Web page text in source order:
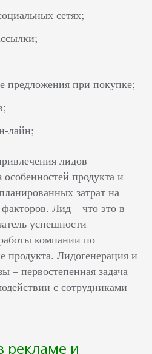
сетях;
предложения при покупке;
лайн;
лидов
продукта и
затрат на
Лид – что это в
успешности
компании по
Лидогенерация и
– первостепенная задача
с сотрудниками
рекламе и